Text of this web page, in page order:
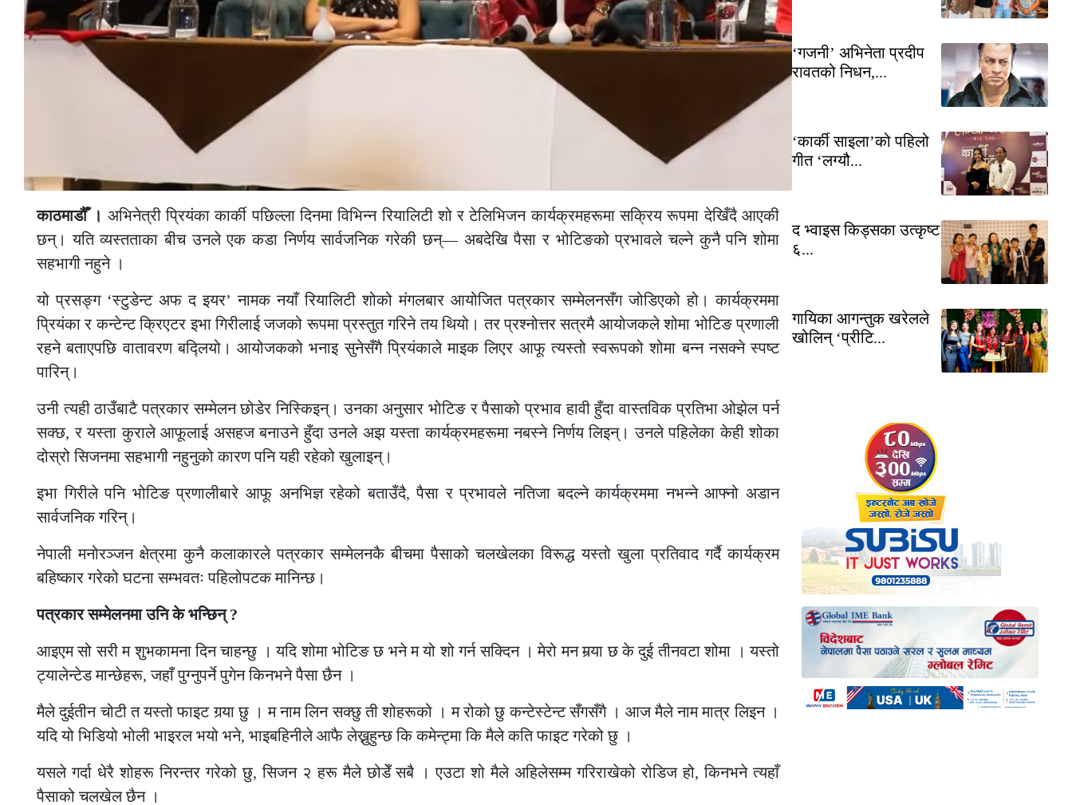
काठमाडौँ । अभिनेत्री प्रियंका कार्की पछिल्ला दिनमा विभिन्न रियालिटी शो र टेलिभिजन कार्यक्रमहरूमा सक्रिय रूपमा देखिँदै आएकी
छन्। यति व्यस्तताका बीच उनले एक कडा निर्णय सार्वजनिक गरेकी छन्— अबदेखि पैसा र भोटिङको प्रभावले चल्ने कुनै पनि शोमा
सहभागी नहुने ।
यो प्रसङ्ग ‘स्टुडेन्ट अफ द इयर’ नामक नयाँ रियालिटी शोको मंगलबार आयोजित पत्रकार सम्मेलनसँग जोडिएको हो। कार्यक्रममा
प्रियंका र कन्टेन्ट क्रिएटर इभा गिरीलाई जजको रूपमा प्रस्तुत गरिने तय थियो। तर प्रश्नोत्तर सत्रमै आयोजकले शोमा भोटिङ प्रणाली
रहने बताएपछि वातावरण बद्लियो। आयोजकको भनाइ सुनेसँगै प्रियंकाले माइक लिएर आफू त्यस्तो स्वरूपको शोमा बन्न नसक्ने स्पष्ट
पारिन्।
उनी त्यही ठाउँबाटै पत्रकार सम्मेलन छोडेर निस्किइन्। उनका अनुसार भोटिङ र पैसाको प्रभाव हावी हुँदा वास्तविक प्रतिभा ओझेल पर्न
सक्छ, र यस्ता कुराले आफूलाई असहज बनाउने हुँदा उनले अझ यस्ता कार्यक्रमहरूमा नबस्ने निर्णय लिइन्। उनले पहिलेका केही शोका
दोस्रो सिजनमा सहभागी नहुनुको कारण पनि यही रहेको खुलाइन्।
इभा गिरीले पनि भोटिङ प्रणालीबारे आफू अनभिज्ञ रहेको बताउँदै, पैसा र प्रभावले नतिजा बदल्ने कार्यक्रममा नभन्ने आफ्नो अडान
सार्वजनिक गरिन्।
नेपाली मनोरञ्जन क्षेत्रमा कुनै कलाकारले पत्रकार सम्मेलनकै बीचमा पैसाको चलखेलका विरूद्ध यस्तो खुला प्रतिवाद गर्दै कार्यक्रम
बहिष्कार गरेको घटना सम्भवतः पहिलोपटक मानिन्छ।
पत्रकार सम्मेलनमा उनि के भन्छिन् ?
आइएम सो सरी म शुभकामना दिन चाहन्छु । यदि शोमा भोटिङ छ भने म यो शो गर्न सक्दिन । मेरो मन मर्‍या छ के दुई तीनवटा शोमा । यस्तो
ट्यालेन्टेड मान्छेहरू, जहाँ पुग्नुपर्ने पुगेन किनभने पैसा छैन ।
मैले दुईतीन चोटी त यस्तो फाइट गर्‍या छु । म नाम लिन सक्छु ती शोहरूको । म रोको छु कन्टेस्टेन्ट सँगसँगै । आज मैले नाम मात्र लिइन ।
यदि यो भिडियो भोली भाइरल भयो भने, भाइबहिनीले आफै लेख्नुहुन्छ कि कमेन्ट्मा कि मैले कति फाइट गरेको छु ।
यसले गर्दा धेरै शोहरू निरन्तर गरेको छु, सिजन २ हरू मैले छोडेँ सबै । एउटा शो मैले अहिलेसम्म गरिराखेको रोडिज हो, किनभने त्यहाँ
पैसाको चलखेल छैन ।
‘गजनी’ अभिनेता प्रदीप
रावतको निधन,...
‘कार्की साइला’को पहिलो
गीत ‘लग्यौ...
द भ्वाइस किड्सका उत्कृष्ट
६...
गायिका आगन्तुक खरेलले
खोलिन् ‘प्रीटि...